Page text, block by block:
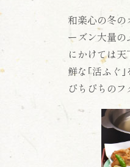
和楽心の冬
ーズン大量
にかけては
鮮な｢活ふぐ
ぴちぴちのフ